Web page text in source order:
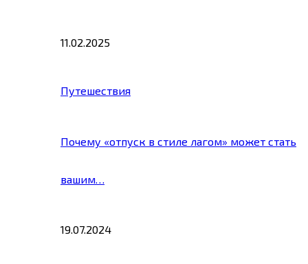
11.02.2025
Путешествия
Почему «отпуск в стиле лагом» может стать
вашим…
19.07.2024